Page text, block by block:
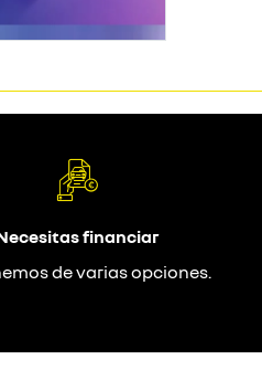
financiar
de varias opciones.